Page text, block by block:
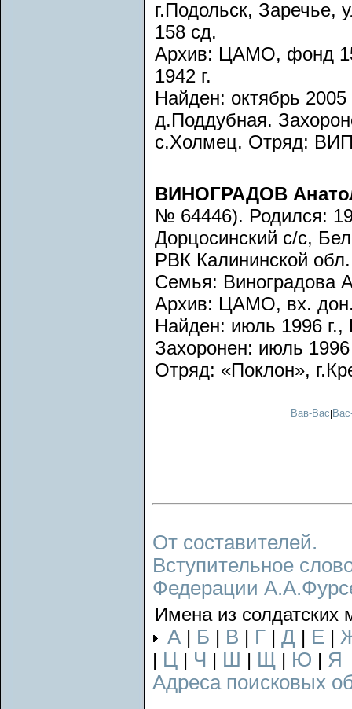
г.Подольск,
158 сд.
Архив: ЦАМО, фонд
1942 г.
Найден: октябрь
д.Поддубная.
с.Холмец. Отряд:
ВИНОГРАДОВ
№ 64446). Родился:
Дорцосинский с/с,
РВК Калининской
Семья: Виноградова
Архив: ЦАМО, вх. дон.
Найден: июль 1996
Захоронен: июль
Отряд: «Поклон»,
Вав-Вас
От составителей.
Вступительное
Федерации
Имена из солдатских
А | Б | В | Г | Д | Е |
| Ц | Ч | Ш | Щ | Ю | Я
Адреса поисковых